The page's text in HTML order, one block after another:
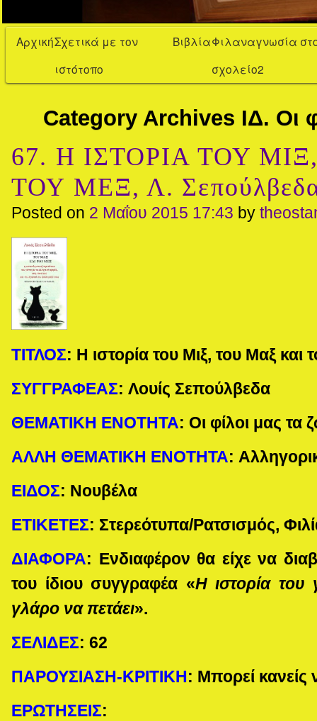
ΑρχικήΣχετικά με τον
ιστότοπο
ΒιβλίαΦιλαναγνωσία
σχολείο2
Category Archives ΙΔ. Οι
67. Η ΙΣΤΟΡΙΑ ΤΟΥ
ΤΟΥ ΜΕΞ, Λ.
Posted on 2 Μαΐου 2015 17:43 by
ΤΙΤΛΟΣ: Η ιστορία του Μιξ, του Μαξ και
ΣΥΓΓΡΑΦΕΑΣ: Λουίς Σεπούλβεδα
ΘΕΜΑΤΙΚΗ ΕΝΟΤΗΤΑ: Οι φίλοι μας τα
ΑΛΛΗ ΘΕΜΑΤΙΚΗ ΕΝΟΤΗΤΑ:
ΕΙΔΟΣ: Νουβέλα
ΕΤΙΚΕΤΕΣ: Στερεότυπα/Ρατσισμός,
ΔΙΑΦΟΡΑ: Ενδιαφέρον θα είχε να
του ίδιου συγγραφέα «Η ιστορία
γλάρο να πετάει».
ΣΕΛΙΔΕΣ:62
ΠΑΡΟΥΣΙΑΣΗ-ΚΡΙΤΙΚΗ: Μπορεί κανείς
ΕΡΩΤΗΣΕΙΣ: